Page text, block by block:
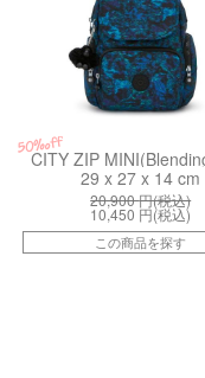
50%off
CITY ZIP
29 x 27 x 14 cm
20,900円(税込)
10,450 円(税込)
この商品を探す